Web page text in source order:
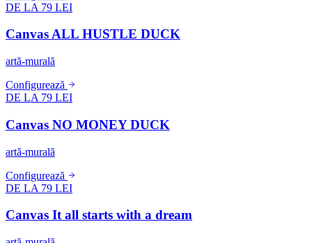
DE LA 79 LEI
Canvas ALL HUSTLE DUCK
artă-murală
Configurează
DE LA 79 LEI
Canvas NO MONEY DUCK
artă-murală
Configurează
DE LA 79 LEI
Canvas It all starts with a dream